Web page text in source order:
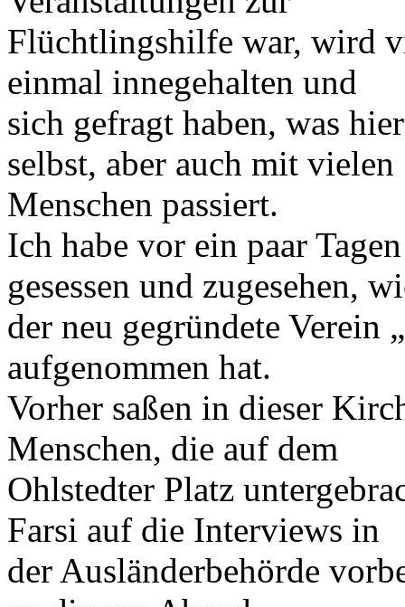
Flüchtlingshilfe war, wird
einmal innegehalten und
sich gefragt haben, was
selbst, aber auch mit vielen
Menschen passiert.
Ich habe vor ein paar
gesessen und zugesehen,
der neu gegründete Verein
aufgenommen hat.
Vorher saßen in dieser
Menschen, die auf dem
Ohlstedter Platz
Farsi auf die Interviews in
der Ausländerbehörde